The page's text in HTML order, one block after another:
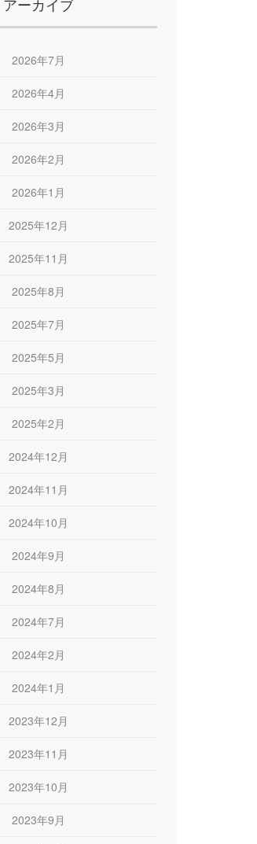
2026年7月
2026年4月
2026年3月
2026年2月
2026年1月
2025年12月
2025年11月
2025年8月
2025年7月
2025年5月
2025年3月
2025年2月
2024年12月
2024年11月
2024年10月
2024年9月
2024年8月
2024年7月
2024年2月
2024年1月
2023年12月
2023年11月
2023年10月
2023年9月